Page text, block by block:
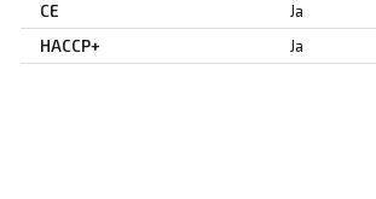
CE
Ja
HACCP+
Ja